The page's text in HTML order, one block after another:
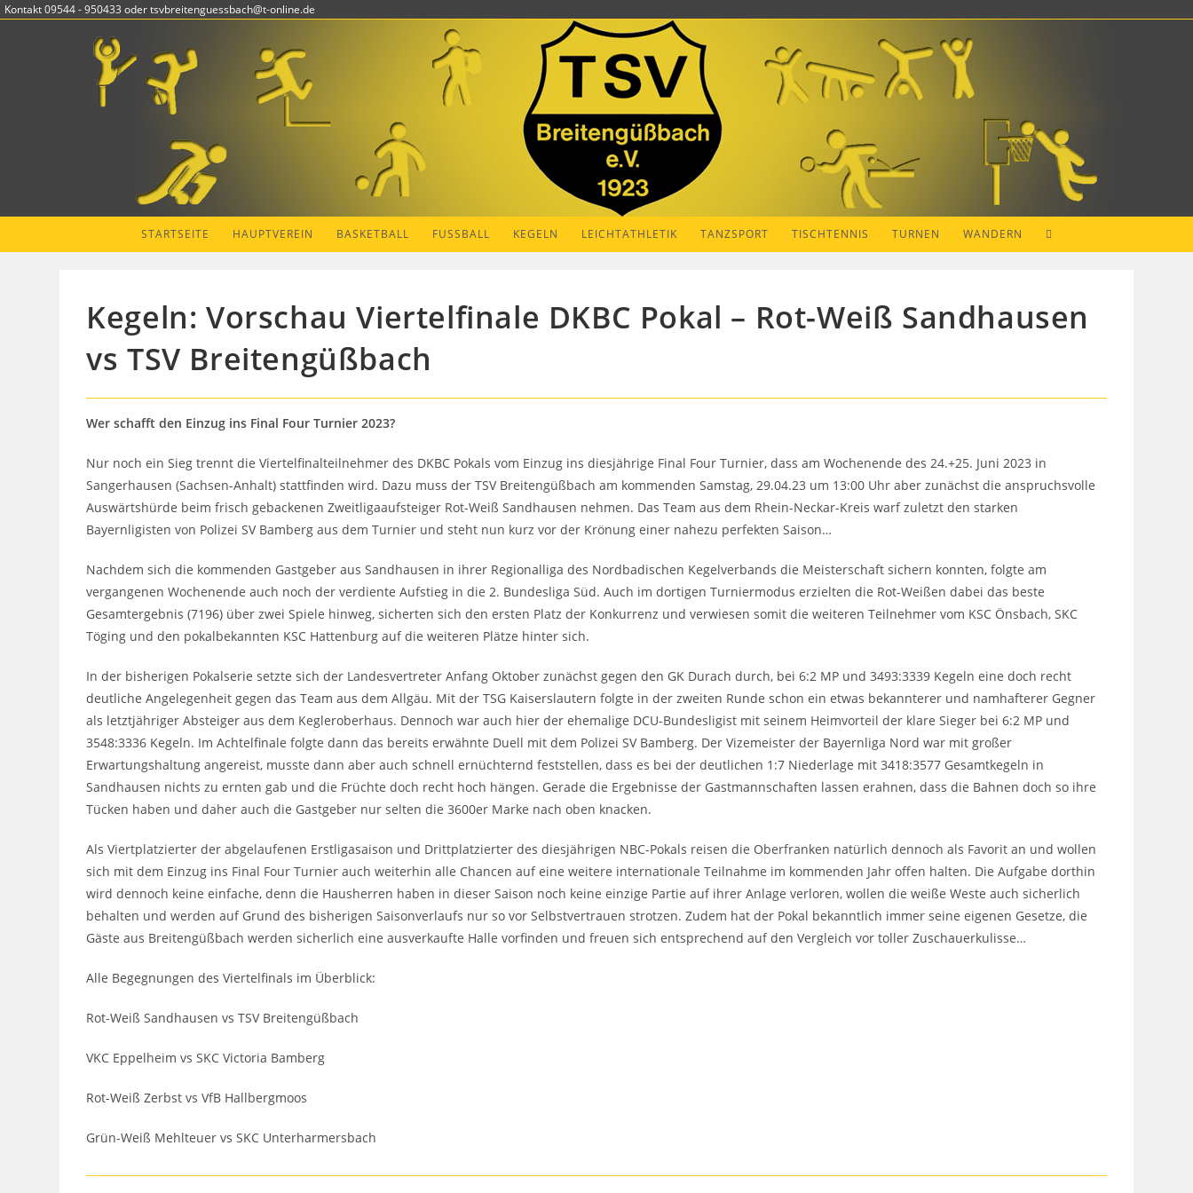
Zum
Kontakt 09544 - 950433 oder tsvbreitenguessbach@t-online.de
STARTSEITE HAUPTVEREIN BASKETBALL FUSSBALL KEGELN LEICHTATHLETIK TANZSPORT TISCHTENNIS TURNEN WANDERN WEBSITE-
Kegeln: Vorschau Viertelfinale DKBC Pokal – Rot-Weiß Sandhausen
vs TSV Breitengüßbach
Wer schafft den Einzug ins Final Four Turnier 2023?
Nur noch ein Sieg trennt die Viertelfinalteilnehmer des DKBC Pokals vom Einzug ins diesjährige Final Four Turnier, dass am Wochenende des 24.+25. Juni 2023 in
Sangerhausen (Sachsen-Anhalt) stattfinden wird. Dazu muss der TSV Breitengüßbach am kommenden Samstag, 29.04.23 um 13:00 Uhr aber zunächst die anspruchsvolle
Auswärtshürde beim frisch gebackenen Zweitligaaufsteiger Rot-Weiß Sandhausen nehmen. Das Team aus dem Rhein-Neckar-Kreis warf zuletzt den starken
Bayernligisten von Polizei SV Bamberg aus dem Turnier und steht nun kurz vor der Krönung einer nahezu perfekten Saison…
Nachdem sich die kommenden Gastgeber aus Sandhausen in ihrer Regionalliga des Nordbadischen Kegelverbands die Meisterschaft sichern konnten, folgte am
vergangenen Wochenende auch noch der verdiente Aufstieg in die 2. Bundesliga Süd. Auch im dortigen Turniermodus erzielten die Rot-Weißen dabei das beste
Gesamtergebnis (7196) über zwei Spiele hinweg, sicherten sich den ersten Platz der Konkurrenz und verwiesen somit die weiteren Teilnehmer vom KSC Önsbach, SKC
Töging und den pokalbekannten KSC Hattenburg auf die weiteren Plätze hinter sich.
In der bisherigen Pokalserie setzte sich der Landesvertreter Anfang Oktober zunächst gegen den GK Durach durch, bei 6:2 MP und 3493:3339 Kegeln eine doch recht
deutliche Angelegenheit gegen das Team aus dem Allgäu. Mit der TSG Kaiserslautern folgte in der zweiten Runde schon ein etwas bekannterer und namhafterer Gegner
als letztjähriger Absteiger aus dem Kegleroberhaus. Dennoch war auch hier der ehemalige DCU-Bundesligist mit seinem Heimvorteil der klare Sieger bei 6:2 MP und
3548:3336 Kegeln. Im Achtelfinale folgte dann das bereits erwähnte Duell mit dem Polizei SV Bamberg. Der Vizemeister der Bayernliga Nord war mit großer
Erwartungshaltung angereist, musste dann aber auch schnell ernüchternd feststellen, dass es bei der deutlichen 1:7 Niederlage mit 3418:3577 Gesamtkegeln in
Sandhausen nichts zu ernten gab und die Früchte doch recht hoch hängen. Gerade die Ergebnisse der Gastmannschaften lassen erahnen, dass die Bahnen doch so ihre
Tücken haben und daher auch die Gastgeber nur selten die 3600er Marke nach oben knacken.
Als Viertplatzierter der abgelaufenen Erstligasaison und Drittplatzierter des diesjährigen NBC-Pokals reisen die Oberfranken natürlich dennoch als Favorit an und wollen
sich mit dem Einzug ins Final Four Turnier auch weiterhin alle Chancen auf eine weitere internationale Teilnahme im kommenden Jahr offen halten. Die Aufgabe dorthin
wird dennoch keine einfache, denn die Hausherren haben in dieser Saison noch keine einzige Partie auf ihrer Anlage verloren, wollen die weiße Weste auch sicherlich
behalten und werden auf Grund des bisherigen Saisonverlaufs nur so vor Selbstvertrauen strotzen. Zudem hat der Pokal bekanntlich immer seine eigenen Gesetze, die
Gäste aus Breitengüßbach werden sicherlich eine ausverkaufte Halle vorfinden und freuen sich entsprechend auf den Vergleich vor toller Zuschauerkulisse…
Alle Begegnungen des Viertelfinals im Überblick:
Rot-Weiß Sandhausen vs TSV Breitengüßbach
VKC Eppelheim vs SKC Victoria Bamberg
Rot-Weiß Zerbst vs VfB Hallbergmoos
Grün-Weiß Mehlteuer vs SKC Unterharmersbach